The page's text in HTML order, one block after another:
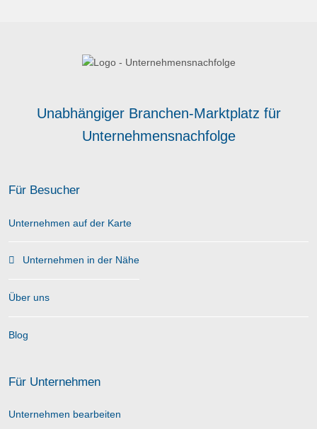
Unabhängiger Branchen-Marktplatz für
Unternehmensnachfolge
Für Besucher
Unternehmen auf der Karte
Unternehmen in der Nähe
Über uns
Blog
Für Unternehmen
Unternehmen bearbeiten